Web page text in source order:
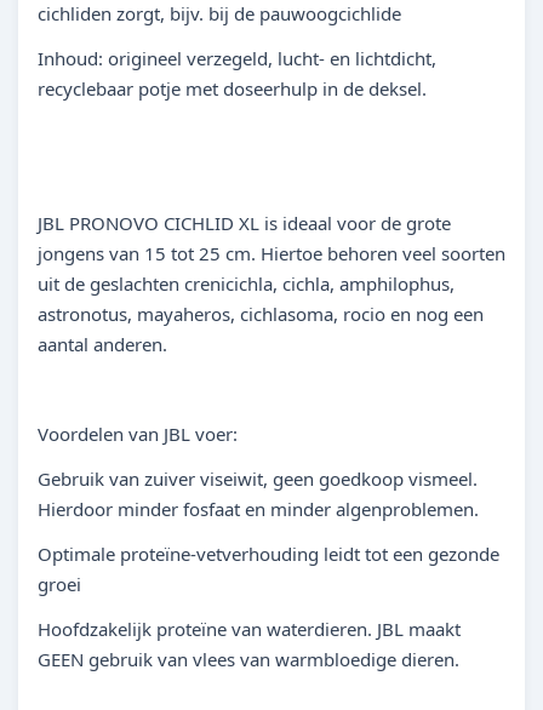
cichliden zorgt, bijv. bij de pauwoogcichlide
Inhoud: origineel verzegeld, lucht- en lichtdicht,
recyclebaar potje met doseerhulp in de deksel.
JBL PRONOVO CICHLID XL is ideaal voor de grote
jongens van 15 tot 25 cm. Hiertoe behoren veel soorten
uit de geslachten crenicichla, cichla, amphilophus,
astronotus, mayaheros, cichlasoma, rocio en nog een
aantal anderen.
Voordelen van JBL voer:
Gebruik van zuiver viseiwit, geen goedkoop vismeel.
Hierdoor minder fosfaat en minder algenproblemen.
Optimale proteïne-vetverhouding leidt tot een gezonde
groei
Hoofdzakelijk proteïne van waterdieren. JBL maakt
GEEN gebruik van vlees van warmbloedige dieren.